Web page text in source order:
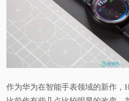
作为华为在智能手表领域的新作，